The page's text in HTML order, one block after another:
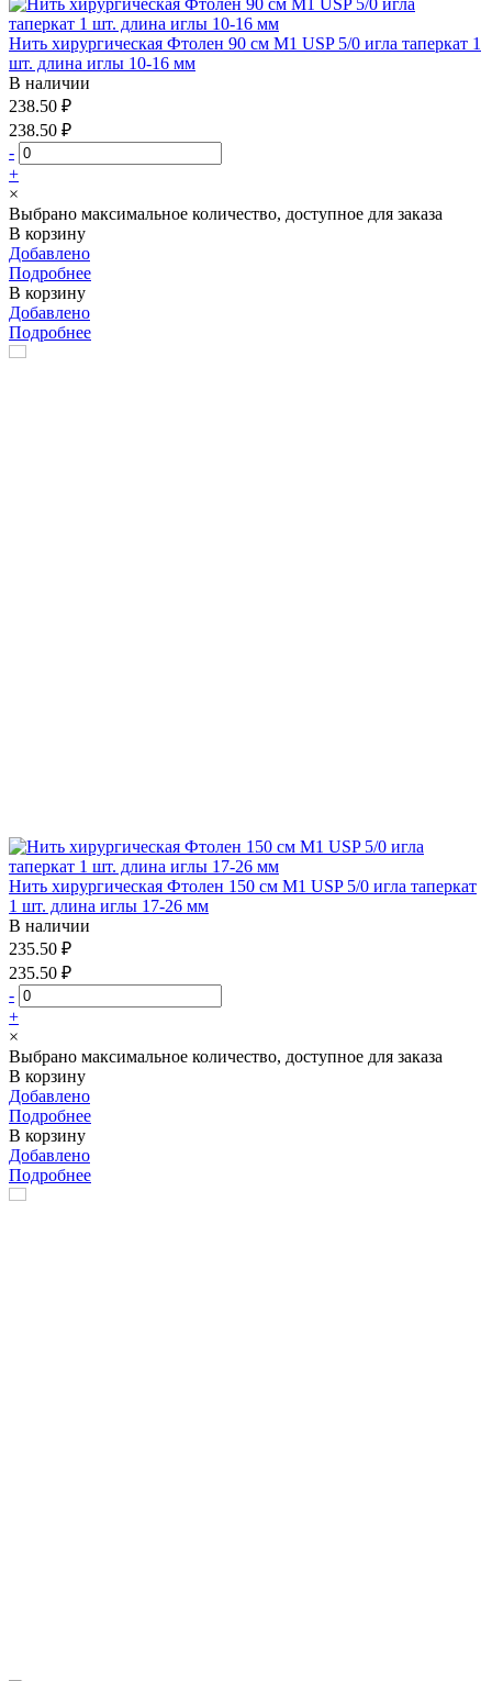
Нить хирургическая Фтолен 90 см М1 USP 5/0 игла таперкат 1
шт. длина иглы 10-16 мм
В наличии
238.50 ₽
238.50 ₽
-
+
×
Выбрано максимальное количество, доступное для заказа
В корзину
Добавлено
Подробнее
В корзину
Добавлено
Подробнее
Нить хирургическая Фтолен 150 см М1 USP 5/0 игла таперкат
1 шт. длина иглы 17-26 мм
В наличии
235.50 ₽
235.50 ₽
-
+
×
Выбрано максимальное количество, доступное для заказа
В корзину
Добавлено
Подробнее
В корзину
Добавлено
Подробнее